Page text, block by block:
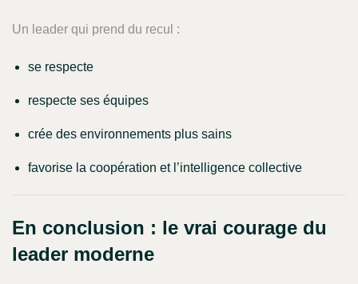
Un leader qui prend du recul :
se respecte
respecte ses équipes
crée des environnements plus sains
favorise la coopération et l’intelligence collective
En conclusion : le vrai courage du
leader moderne